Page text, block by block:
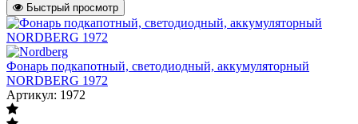
Быстрый просмотр
Фонарь подкапотный, светодиодный, аккумуляторный
NORDBERG 1972
Артикул: 1972